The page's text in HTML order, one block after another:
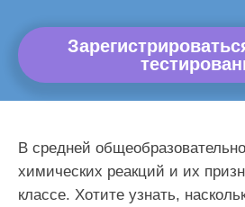
В средней
химических реакций и их
классе. Хотите узнать,